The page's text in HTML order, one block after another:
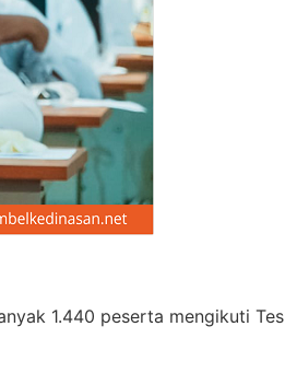
1.440 peserta mengikuti Tes